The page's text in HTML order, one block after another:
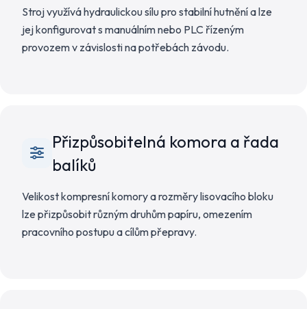
Stroj využívá hydraulickou sílu pro stabilní hutnění a lze
jej konfigurovat s manuálním nebo PLC řízeným
provozem v závislosti na potřebách závodu.
Přizpůsobitelná komora a řada
balíků
Velikost kompresní komory a rozměry lisovacího bloku
lze přizpůsobit různým druhům papíru, omezením
pracovního postupu a cílům přepravy.